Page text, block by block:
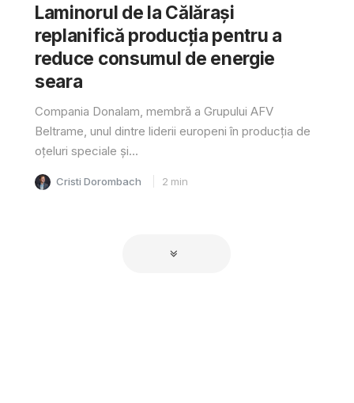
Laminorul de la Călărași
replanifică producția pentru a
reduce consumul de energie
seara
Compania Donalam, membră a Grupului AFV
Beltrame, unul dintre liderii europeni în producția de
oțeluri speciale și...
Cristi Dorombach 2 min